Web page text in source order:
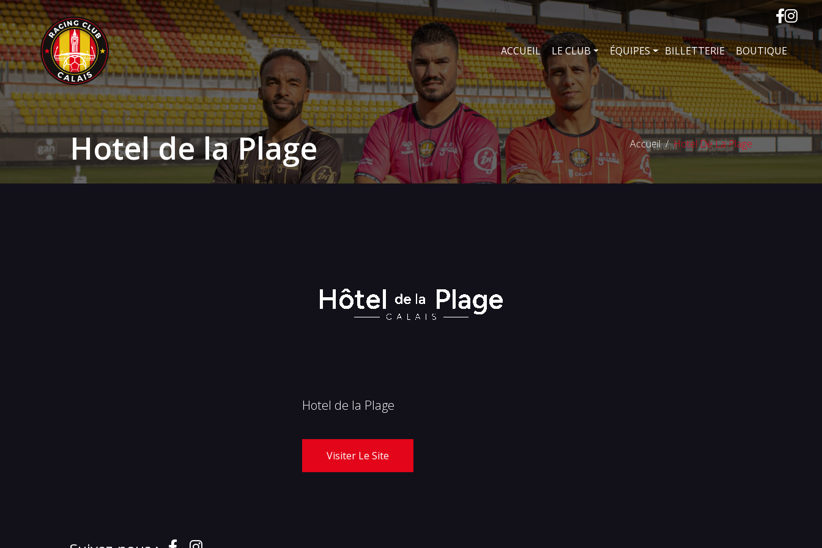
ACCUEIL LE CLUB ÉQUIPES BILLETTERIE BOUTIQUE
Hotel de la Plage Accueil Hotel De La Plage
Hotel de la Plage
Visiter Le Site